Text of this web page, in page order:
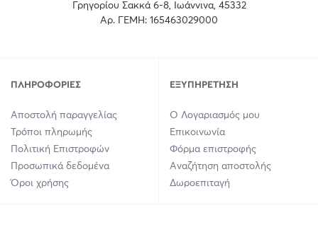
Γρηγορίου Σακκά 6-8, Ιωάννινα, 45332
Αρ. ΓΕΜΗ: 165463029000
ΠΛΗΡΟΦΟΡΊΕΣ
Αποστολή παραγγελίας
Τρόποι πληρωμής
Πολιτική Επιστροφών
Προσωπικά δεδομένα
Όροι χρήσης
ΕΞΥΠΗΡΈΤΗΣΗ
Ο Λογαριασμός μου
Επικοινωνία
Φόρμα επιστροφής
Αναζήτηση αποστολής
Δωροεπιταγή